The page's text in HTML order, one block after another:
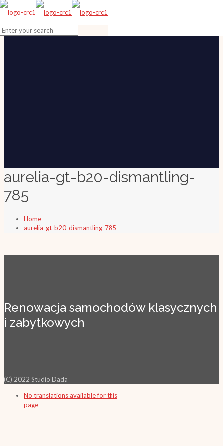
aurelia-gt-b20-dismantling-
785
Home
aurelia-gt-b20-dismantling-785
Renowacja samochodów klasycznych
i zabytkowych
(C) 2022 Studio Dada
No translations available for this
page